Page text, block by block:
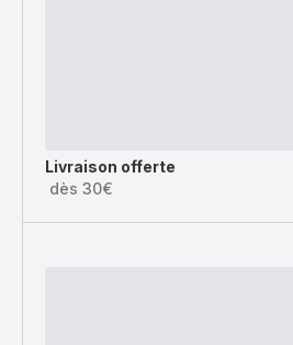
Livraison offerte
dès 30€